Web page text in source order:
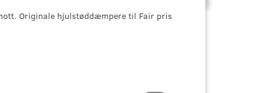
Originale hjulstøddæmpere til Fair pris